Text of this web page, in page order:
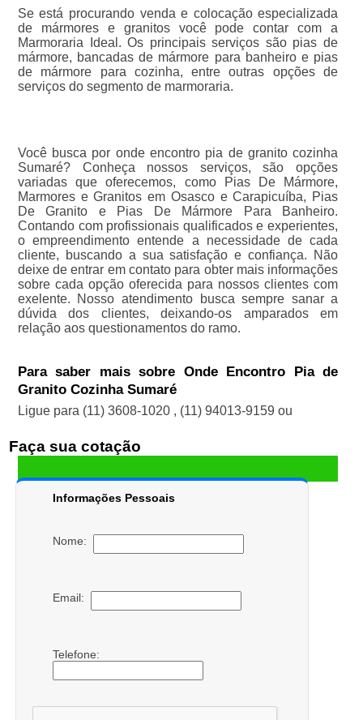
Se está procurando venda e colocação especializada
de mármores e granitos você pode contar com a
Marmoraria Ideal. Os principais serviços são pias de
mármore, bancadas de mármore para banheiro e pias
de mármore para cozinha, entre outras opções de
serviços do segmento de marmoraria.
Você busca por onde encontro pia de granito cozinha
Sumaré? Conheça nossos serviços, são opções
variadas que oferecemos, como Pias De Mármore,
Marmores e Granitos em Osasco e Carapicuíba, Pias
De Granito e Pias De Mármore Para Banheiro.
Contando com profissionais qualificados e experientes,
o empreendimento entende a necessidade de cada
cliente, buscando a sua satisfação e confiança. Não
deixe de entrar em contato para obter mais informações
sobre cada opção oferecida para nossos clientes com
exelente. Nosso atendimento busca sempre sanar a
dúvida dos clientes, deixando-os amparados em
relação aos questionamentos do ramo.
Para saber mais sobre Onde Encontro Pia de
Granito Cozinha Sumaré
Ligue para (11) 3608-1020 , (11) 94013-9159 ou
Faça sua cotação
Informações Pessoais
Nome:
Email:
Telefone: